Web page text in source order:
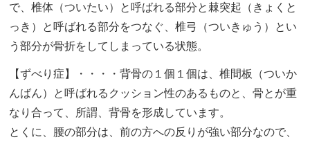
で、椎体（ついたい）と呼ばれる部分と棘突起（きょくと
っき）と呼ばれる部分をつなぐ、椎弓（ついきゅう）とい
う部分が骨折をしてしまっている状態。
【ずべり症】・・・・背骨の１個１個は、椎間板（ついか
んばん）と呼ばれるクッション性のあるものと、骨とが重
なり合って、所謂、背骨を形成しています。
とくに、腰の部分は、前の方への反りが強い部分なので、